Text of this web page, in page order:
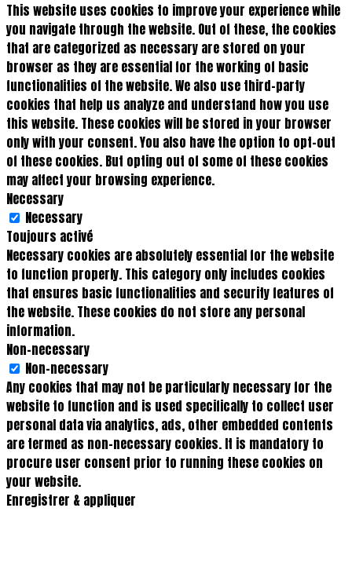
This website uses cookies to improve your experience while
you navigate through the website. Out of these, the cookies
that are categorized as necessary are stored on your
browser as they are essential for the working of basic
functionalities of the website. We also use third-party
cookies that help us analyze and understand how you use
this website. These cookies will be stored in your browser
only with your consent. You also have the option to opt-out
of these cookies. But opting out of some of these cookies
may affect your browsing experience.
Necessary
Necessary
Toujours activé
Necessary cookies are absolutely essential for the website
to function properly. This category only includes cookies
that ensures basic functionalities and security features of
the website. These cookies do not store any personal
information.
Non-necessary
Non-necessary
Any cookies that may not be particularly necessary for the
website to function and is used specifically to collect user
personal data via analytics, ads, other embedded contents
are termed as non-necessary cookies. It is mandatory to
procure user consent prior to running these cookies on
your website.
Enregistrer & appliquer